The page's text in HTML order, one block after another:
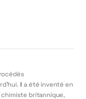
Il a été inventé en
chimiste britannique,